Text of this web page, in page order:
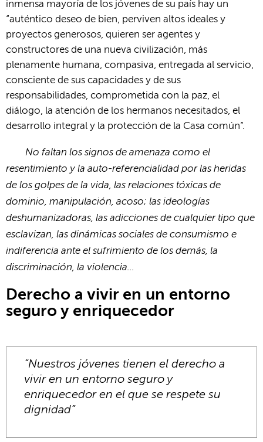
inmensa mayoría de los jóvenes de su país hay un
“auténtico deseo de bien, perviven altos ideales y
proyectos generosos, quieren ser agentes y
constructores de una nueva civilización, más
plenamente humana, compasiva, entregada al servicio,
consciente de sus capacidades y de sus
responsabilidades, comprometida con la paz, el
diálogo, la atención de los hermanos necesitados, el
desarrollo integral y la protección de la Casa común”.
No faltan los signos de amenaza como el
resentimiento y la auto-referencialidad por las heridas
de los golpes de la vida, las relaciones tóxicas de
dominio, manipulación, acoso; las ideologías
deshumanizadoras, las adicciones de cualquier tipo que
esclavizan, las dinámicas sociales de consumismo e
indiferencia ante el sufrimiento de los demás, la
discriminación, la violencia…
Derecho a vivir en un entorno
seguro y enriquecedor
“Nuestros jóvenes tienen el derecho a
vivir en un entorno seguro y
enriquecedor en el que se respete su
dignidad”